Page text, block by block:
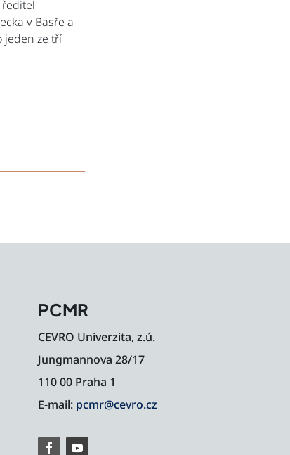
v Basře a
jeden ze tří
PCMR
CEVRO Univerzita, z.ú.
Jungmannova 28/17
110 00 Praha 1
E-mail: pcmr@cevro.cz